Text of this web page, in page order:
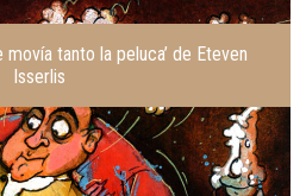
movía tanto la peluca’ de Eteven
Isserlis